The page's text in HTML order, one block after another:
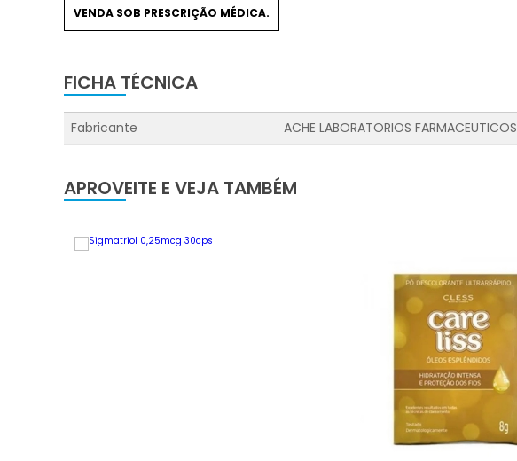
VENDA SOB PRESCRIÇÃO MÉDICA.
FICHA TÉCNICA
Fabricante ACHE LABORATORIOS FARMACEUTICOS
APROVEITE E VEJA TAMBÉM